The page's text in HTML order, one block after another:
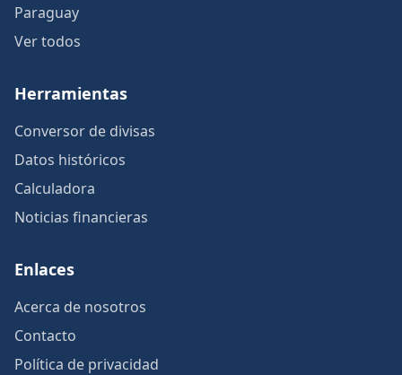
Paraguay
Ver todos
Herramientas
Conversor de divisas
Datos históricos
Calculadora
Noticias financieras
Enlaces
Acerca de nosotros
Contacto
Política de privacidad